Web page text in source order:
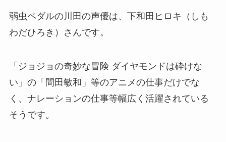
弱虫ペダルの川田の声優は、下和田ヒロキ（しも
わだひろき）さんです。
「ジョジョの奇妙な冒険 ダイヤモンドは砕けな
い」の「間田敏和」等のアニメの仕事だけでな
く、ナレーションの仕事等幅広く活躍されている
そうです。